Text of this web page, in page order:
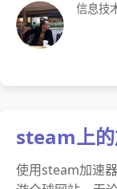
信息技
steam上
使用steam加速